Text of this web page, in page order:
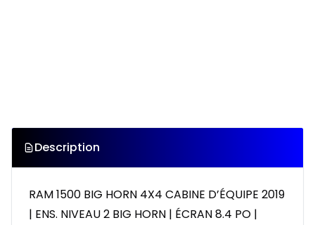
Description
RAM 1500 BIG HORN 4X4 CABINE D’ÉQUIPE 2019
| ENS. NIVEAU 2 BIG HORN | ÉCRAN 8.4 PO |